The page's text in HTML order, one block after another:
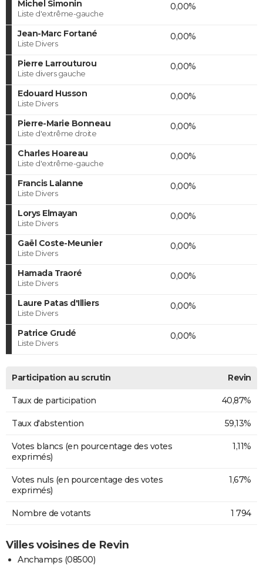
Michel Simonin
Liste d'extrême-gauche
0,00%
Jean-Marc Fortané
Liste Divers
0,00%
Pierre Larrouturou
Liste divers gauche
0,00%
Edouard Husson
Liste Divers
0,00%
Pierre-Marie Bonneau
Liste d'extrême droite
0,00%
Charles Hoareau
Liste d'extrême-gauche
0,00%
Francis Lalanne
Liste Divers
0,00%
Lorys Elmayan
Liste Divers
0,00%
Gaël Coste-Meunier
Liste Divers
0,00%
Hamada Traoré
Liste Divers
0,00%
Laure Patas d'Illiers
Liste Divers
0,00%
Patrice Grudé
Liste Divers
0,00%
Participation au scrutin Revin
Taux de participation 40,87%
Taux d'abstention 59,13%
Votes blancs (en pourcentage des votes
exprimés)
1,11%
Votes nuls (en pourcentage des votes
exprimés)
1,67%
Nombre de votants 1 794
Villes voisines de Revin
Anchamps (08500)